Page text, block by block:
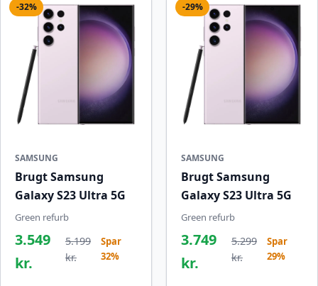
-32%
SAMSUNG
Brugt Samsung
Galaxy S23 Ultra 5G
Green refurb
3.549
kr.
5.199
kr.
Spar
32%
-29%
SAMSUNG
Brugt Samsung
Galaxy S23 Ultra 5G
Green refurb
3.749
kr.
5.299
kr.
Spar
29%